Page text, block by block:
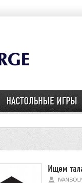
НАСТОЛЬНЫЕ ИГРЫ
Ищем